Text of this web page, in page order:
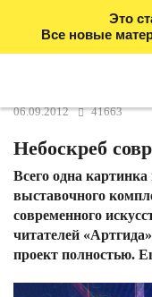
Это
Все новые
06.09.2012 41663
Небоскреб
Всего одна
выставочного
современного
читателей
проект полностью.